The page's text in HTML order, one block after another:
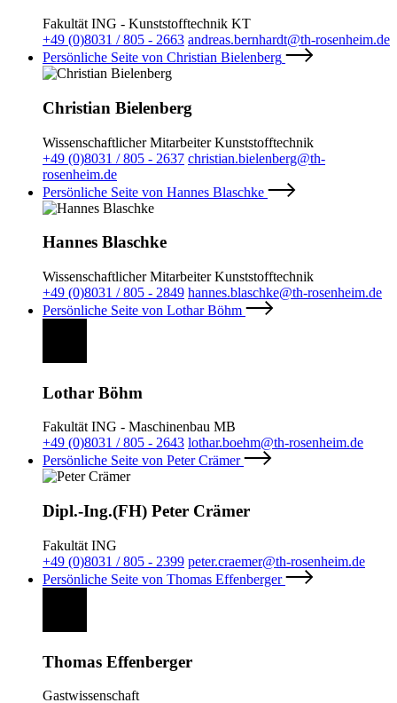
Fakultät ING - Kunststofftechnik KT
+49 (0)8031 / 805 - 2663 andreas.bernhardt@th-rosenheim.de
Persönliche Seite von Christian Bielenberg
Christian Bielenberg
Wissenschaftlicher Mitarbeiter Kunststofftechnik
+49 (0)8031 / 805 - 2637 christian.bielenberg@th-
rosenheim.de
Persönliche Seite von Hannes Blaschke
Hannes Blaschke
Wissenschaftlicher Mitarbeiter Kunststofftechnik
+49 (0)8031 / 805 - 2849 hannes.blaschke@th-rosenheim.de
Persönliche Seite von Lothar Böhm
Lothar Böhm
Fakultät ING - Maschinenbau MB
+49 (0)8031 / 805 - 2643 lothar.boehm@th-rosenheim.de
Persönliche Seite von Peter Crämer
Dipl.-Ing.(FH) Peter Crämer
Fakultät ING
+49 (0)8031 / 805 - 2399 peter.craemer@th-rosenheim.de
Persönliche Seite von Thomas Effenberger
Thomas Effenberger
Gastwissenschaft